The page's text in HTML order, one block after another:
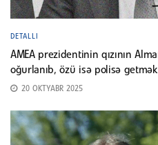
DETALLI
AMEA prezidentinin qızının
oğurlanıb, özü isə polisə getmək
20 OKTYABR 2025